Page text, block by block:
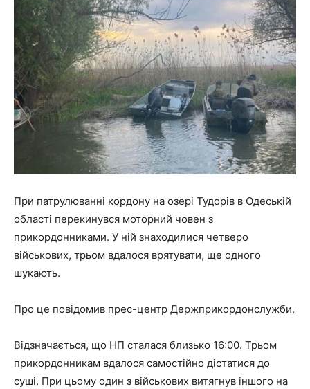
При патрулюванні кордону на озері Тудорів в Одеській
області перекинувся моторний човен з
прикордонниками. У ній знаходилися четверо
військових, трьом вдалося врятувати, ще одного
шукають.
Про це повідомив прес-центр Держприкордонслужби.
Відзначається, що НП сталася близько 16:00. Трьом
прикордонникам вдалося самостійно дістатися до
суші. При цьому один з військових витягнув іншого на